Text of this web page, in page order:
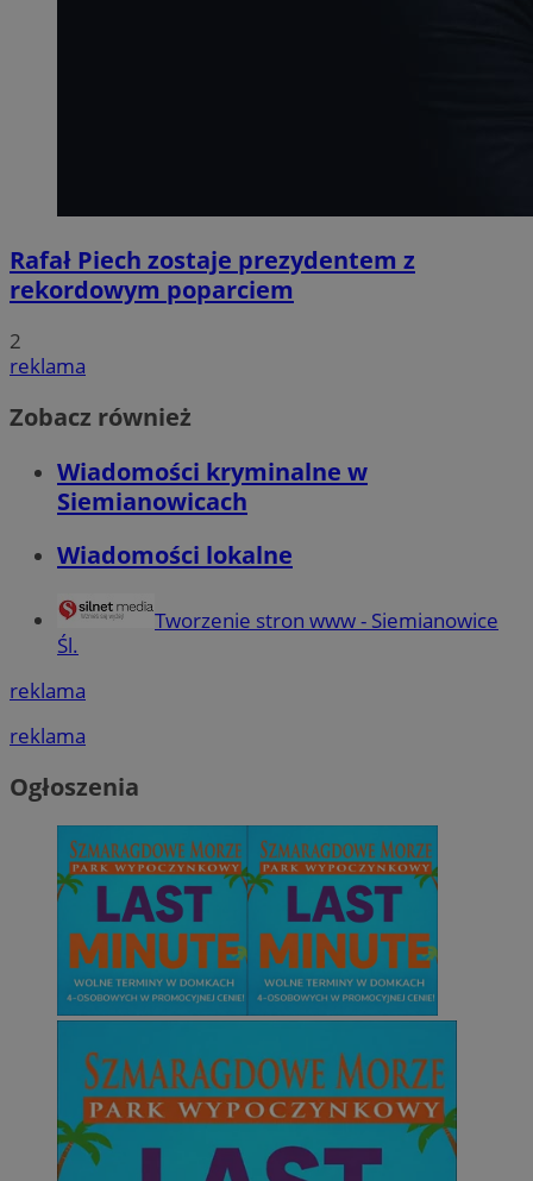
Rafał Piech zostaje prezydentem z
rekordowym poparciem
2
reklama
Zobacz również
Wiadomości kryminalne w
Siemianowicach
Wiadomości lokalne
Tworzenie stron www - Siemianowice
Śl.
reklama
reklama
Ogłoszenia